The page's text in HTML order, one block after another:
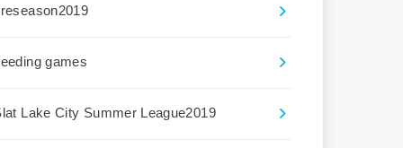
games
Lake City Summer League2019